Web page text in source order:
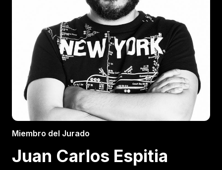
Miembro del Jurado
Juan Carlos Espitia